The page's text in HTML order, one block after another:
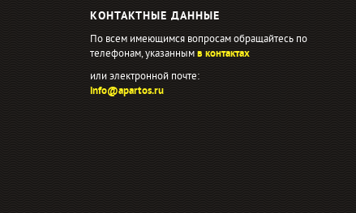
КОНТАКТНЫЕ ДАННЫЕ
По всем имеющимся вопросам обращайтесь по
телефонам, указаннымв контактах
или электронной почте:
info@apartos.ru